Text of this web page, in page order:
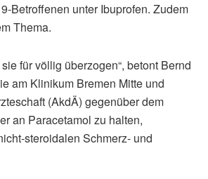
Betroffenen unter Ibuprofen. Zudem
Thema.
für völlig überzogen“, betont Bernd
am Klinikum Bremen Mitte und
(AkdÄ) gegenüber dem
an Paracetamol zu halten,
steroidalen Schmerz- und